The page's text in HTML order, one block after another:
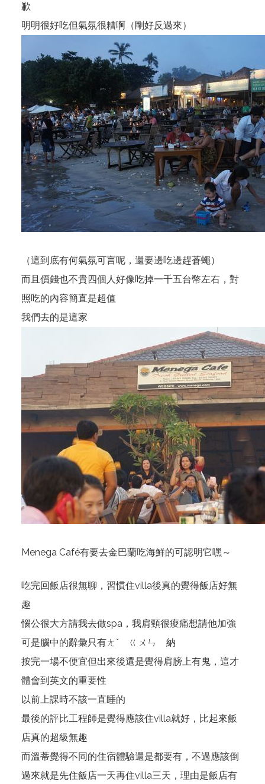
歉
明明很好吃但氣氛很糟啊（剛好反過來）
（這到底有何氣氛可言呢，還要邊吃邊趕蒼蠅）
而且價錢也不貴四個人好像吃掉一千五台幣左右，對
照吃的內容簡直是超值
我們去的是這家
Menega Café有要去金巴蘭吃海鮮的可認明它嘿～
吃完回飯店很無聊，習慣住villa後真的覺得飯店好無
趣
惱公很大方請我去做spa，我肩頸很痠痛想請他加強
可是腦中的辭彙只有ㄤˇ ㄍㄨㄣ 納
按完一場不便宜但出來後還是覺得肩膀上有鬼，這才
體會到英文的重要性
以前上課時不該一直睡的
最後的評比工程師是覺得應該住villa就好，比起來飯
店真的超級無趣
而溫蒂覺得不同的住宿體驗還是都要有，不過應該倒
過來就是先住飯店一天再住villa三天，理由是飯店有